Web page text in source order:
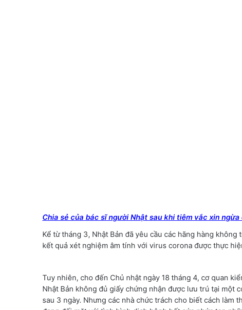
Chia sẻ của bác sĩ người Nhật sau khi tiêm vắc xin ngừa
Kể từ tháng 3, Nhật Bản đã yêu cầu các hãng hàng
kết quả xét nghiệm âm tính với virus corona được thực
Tuy nhiên, cho đến Chủ nhật ngày 18 tháng 4, cơ quan
Nhật Bản không đủ giấy chứng nhận được lưu trú tại một
sau 3 ngày. Nhưng các nhà chức trách cho biết cách làm